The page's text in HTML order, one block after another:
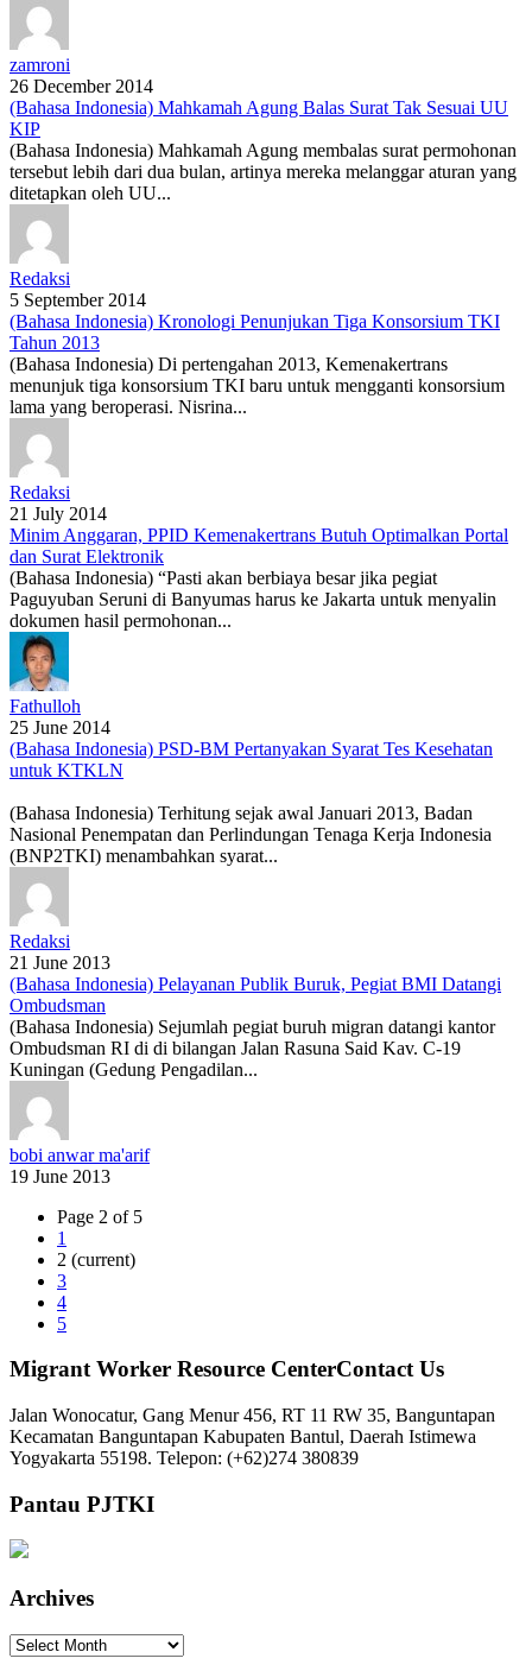
zamroni
26 December 2014
(Bahasa Indonesia) Mahkamah Agung Balas Surat Tak Sesuai UU
KIP
(Bahasa Indonesia) Mahkamah Agung membalas surat permohonan
tersebut lebih dari dua bulan, artinya mereka melanggar aturan yang
ditetapkan oleh UU...
Redaksi
5 September 2014
(Bahasa Indonesia) Kronologi Penunjukan Tiga Konsorsium TKI
Tahun 2013
(Bahasa Indonesia) Di pertengahan 2013, Kemenakertrans
menunjuk tiga konsorsium TKI baru untuk mengganti konsorsium
lama yang beroperasi. Nisrina...
Redaksi
21 July 2014
Minim Anggaran, PPID Kemenakertrans Butuh Optimalkan Portal
dan Surat Elektronik
(Bahasa Indonesia) “Pasti akan berbiaya besar jika pegiat
Paguyuban Seruni di Banyumas harus ke Jakarta untuk menyalin
dokumen hasil permohonan...
Fathulloh
25 June 2014
(Bahasa Indonesia) PSD-BM Pertanyakan Syarat Tes Kesehatan
untuk KTKLN
(Bahasa Indonesia) Terhitung sejak awal Januari 2013, Badan
Nasional Penempatan dan Perlindungan Tenaga Kerja Indonesia
(BNP2TKI) menambahkan syarat...
Redaksi
21 June 2013
(Bahasa Indonesia) Pelayanan Publik Buruk, Pegiat BMI Datangi
Ombudsman
(Bahasa Indonesia) Sejumlah pegiat buruh migran datangi kantor
Ombudsman RI di di bilangan Jalan Rasuna Said Kav. C-19
Kuningan (Gedung Pengadilan...
bobi anwar ma'arif
19 June 2013
Page 2 of 5
1
2 (current)
3
4
5
Migrant Worker Resource CenterContact Us
Jalan Wonocatur, Gang Menur 456, RT 11 RW 35, Banguntapan
Kecamatan Banguntapan Kabupaten Bantul, Daerah Istimewa
Yogyakarta 55198. Telepon: (+62)274 380839
Pantau PJTKI
Archives
Archives